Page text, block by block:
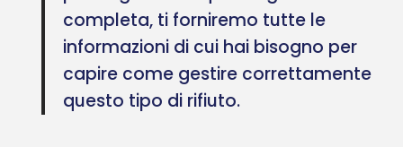
completa, ti forniremo tutte le
informazioni di cui hai bisogno per
capire come gestire correttamente
questo tipo di rifiuto.